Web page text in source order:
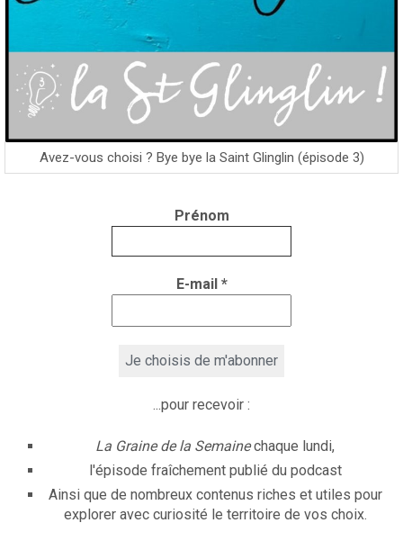
Avez-vous choisi ? Bye bye la Saint Glinglin (épisode 3)
Prénom
E-mail *
...pour recevoir :
La Graine de la Semainechaque lundi,
l'épisode fraîchement publié du podcast
Ainsi que de nombreux contenus riches et utiles pour
explorer avec curiosité le territoire de vos choix.